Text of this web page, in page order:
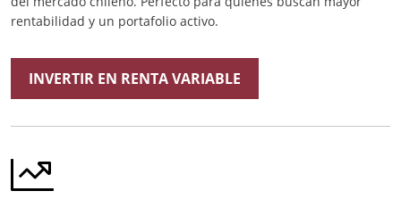
rentabilidad y un portafolio activo.
INVERTIR EN RENTA VARIABLE